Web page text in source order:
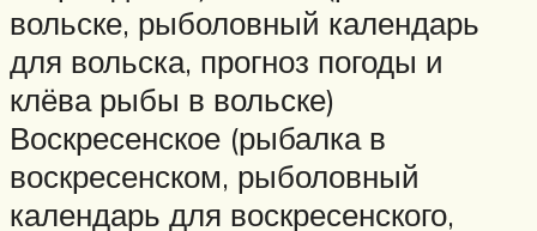
вольске, рыболовный календарь
для вольска, прогноз погоды и
клёва рыбы в вольске)
Воскресенское (рыбалка в
воскресенском, рыболовный
календарь для воскресенского,